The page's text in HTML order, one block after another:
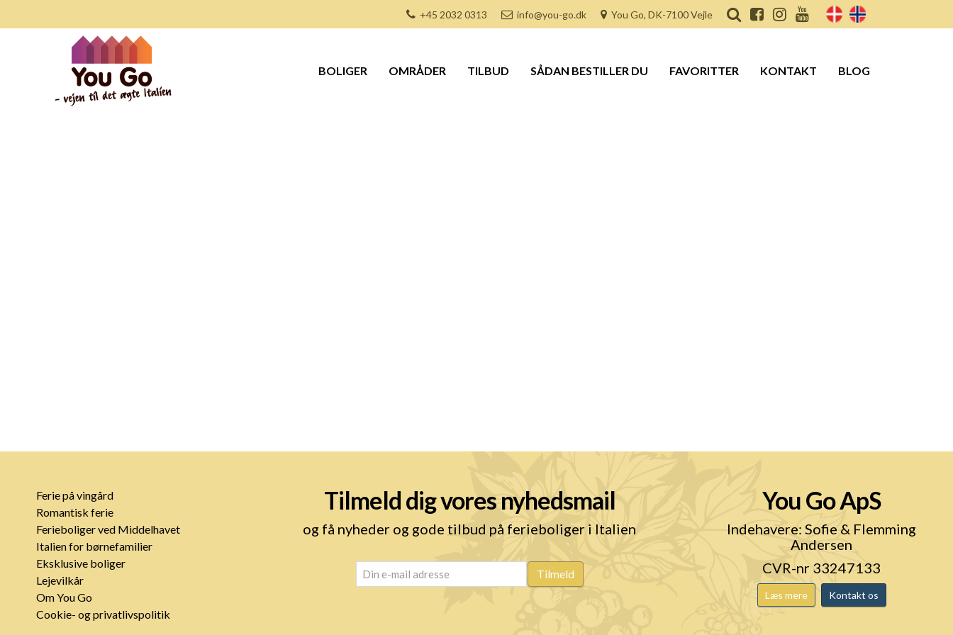
+45 2032 0313 info@you-go.dk You Go, DK-7100 Vejle
BOLIGER OMRÅDER TILBUD SÅDAN BESTILLER DU FAVORITTER KONTAKT BLOG
Ferie på vingård
Romantisk ferie
Ferieboliger ved Middelhavet
Italien for børnefamilier
Eksklusive boliger
Lejevilkår
Om You Go
Cookie- og privatlivspolitik
Tilmeld dig vores nyhedsmail
og få nyheder og gode tilbud på ferieboliger i Italien
email (Påkrævet) Tilmeld
You Go ApS
Indehavere: Sofie & Flemming
Andersen
CVR-nr 33247133
Læs mere Kontakt os